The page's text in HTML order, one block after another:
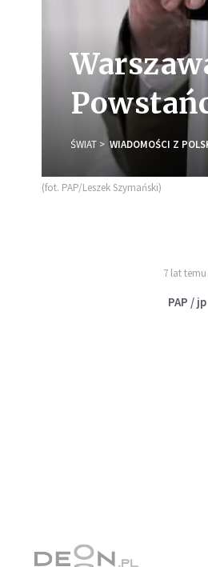
ŚWIAT WIADOMOŚCI Z
(fot. PAP/Leszek Szymański)
7 lat temu
PAP / jp